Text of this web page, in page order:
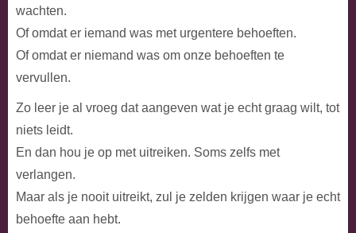
wachten.
Of omdat er iemand was met urgentere behoeften.
Of omdat er niemand was om onze behoeften te
vervullen.
Zo leer je al vroeg dat aangeven wat je echt graag wilt, tot
niets leidt.
En dan hou je op met uitreiken. Soms zelfs met
verlangen.
Maar als je nooit uitreikt, zul je zelden krijgen waar je echt
behoefte aan hebt.